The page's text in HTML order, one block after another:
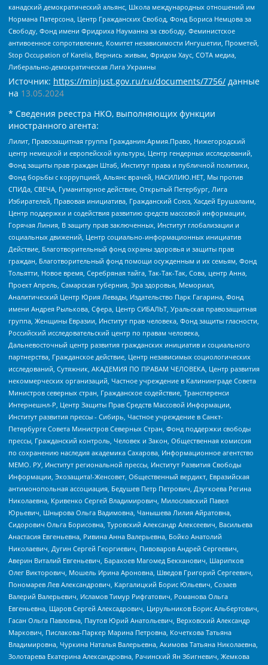
канадский демократический альянс, Школа международных отношений им
Нормана Патерсона, Центр Гражданских Свобод, Фонд Бориса Немцова за
Свободу, Фонд имени Фридриха Науманна за свободу, Феминистское
антивоенное сопротивление, Комитет независимости Ингушетии, Прометей,
Stop Occupation of Karelia, Вернись живым, Фридом Хаус, СОТА медиа,
Либерально-демократическая Лига Украины
Источник: https://minjust.gov.ru/ru/documents/7756/ данные
на 13.05.2024
* Сведения реестра НКО, выполняющих функции
иностранного агента:
Лилит, Правозащитная группа Гражданин.Армия.Право, Нижегородский
центр немецкой и европейской культуры, Центр гендерных исследований,
Фонд защиты прав граждан Штаб, Институт права и публичной политики,
Фонд борьбы с коррупцией, Альянс врачей, НАСИЛИЮ.НЕТ, Мы против
СПИДа, СВЕЧА, Гуманитарное действие, Открытый Петербург, Лига
Избирателей, Правовая инициатива, Гражданский Союз, Хасдей Ерушалаим,
Центр поддержки и содействия развитию средств массовой информации,
Горячая Линия, В защиту прав заключенных, Институт глобализации и
социальных движений, Центр социально-информационных инициатив
Действие, Благотворительный фонд охраны здоровья и защиты прав
граждан, Благотворительный фонд помощи осужденным и их семьям, Фонд
Тольятти, Новое время, Серебряная тайга, Так-Так-Так, Сова, центр Анна,
Проект Апрель, Самарская губерния, Эра здоровья, Мемориал,
Аналитический Центр Юрия Левады, Издательство Парк Гагарина, Фонд
имени Андрея Рылькова, Сфера, Центр СИБАЛЬТ, Уральская правозащитная
группа, Женщины Евразии, Институт прав человека, Фонд защиты гласности,
Российский исследовательский центр по правам человека,
Дальневосточный центр развития гражданских инициатив и социального
партнерства, Гражданское действие, Центр независимых социологических
исследований, Сутяжник, АКАДЕМИЯ ПО ПРАВАМ ЧЕЛОВЕКА, Центр развития
некоммерческих организаций, Частное учреждение в Калининграде Совета
Министров северных стран, Гражданское содействие, Трансперенси
Интернешнл-Р, Центр Защиты Прав Средств Массовой Информации,
Институт развития прессы - Сибирь, Частное учреждение в Санкт-
Петербурге Совета Министров Северных Стран, Фонд поддержки свободы
прессы, Гражданский контроль, Человек и Закон, Общественная комиссия
по сохранению наследия академика Сахарова, Информационное агентство
МЕМО. РУ, Институт региональной прессы, Институт Развития Свободы
Информации, Экозащита!-Женсовет, Общественный вердикт, Евразийская
антимонопольная ассоциация, Бедушев Петр Петрович, Дзугкоева Регина
Николаевна, Кривенко Сергей Владимирович, Милославский Павел
Юрьевич, Шнырова Ольга Вадимовна, Чанышева Лилия Айратовна,
Сидорович Ольга Борисовна, Туровский Александр Алексеевич, Васильева
Анастасия Евгеньевна, Ривина Анна Валерьевна, Бойко Анатолий
Николаевич, Дугин Сергей Георгиевич, Пивоваров Андрей Сергеевич,
Аверин Виталий Евгеньевич, Барахоев Магомед Бекханович, Шарипков
Олег Викторович, Мошель Ирина Ароновна, Шведов Григорий Сергеевич,
Пономарев Лев Александрович, Каргалицкий Борис Юльевич, Созаев
Валерий Валерьевич, Исламов Тимур Рифгатович, Романова Ольга
Евгеньевна, Щаров Сергей Алексадрович, Цирульников Борис Альбертович,
Гасан Ольга Павловна, Паутов Юрий Анатольевич, Верховский Александр
Маркович, Пислакова-Паркер Марина Петровна, Кочеткова Татьяна
Владимировна, Чуркина Наталья Валерьевна, Акимова Татьяна Николаевна,
Золотарева Екатерина Александровна, Рачинский Ян Збигневич, Жемкова